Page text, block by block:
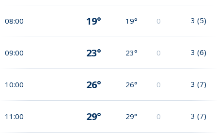
08:00 19° 19° 0 3 (5)
09:00 23° 23° 0 3 (6)
10:00 26° 26° 0 3 (7)
11:00 29° 29° 0 3 (7)